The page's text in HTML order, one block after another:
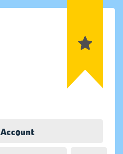
Account